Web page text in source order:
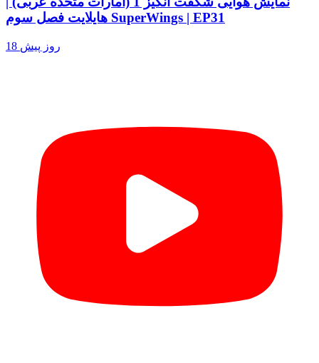
هایلایت فصل سوم SuperWings | EP31
18 روز پیش